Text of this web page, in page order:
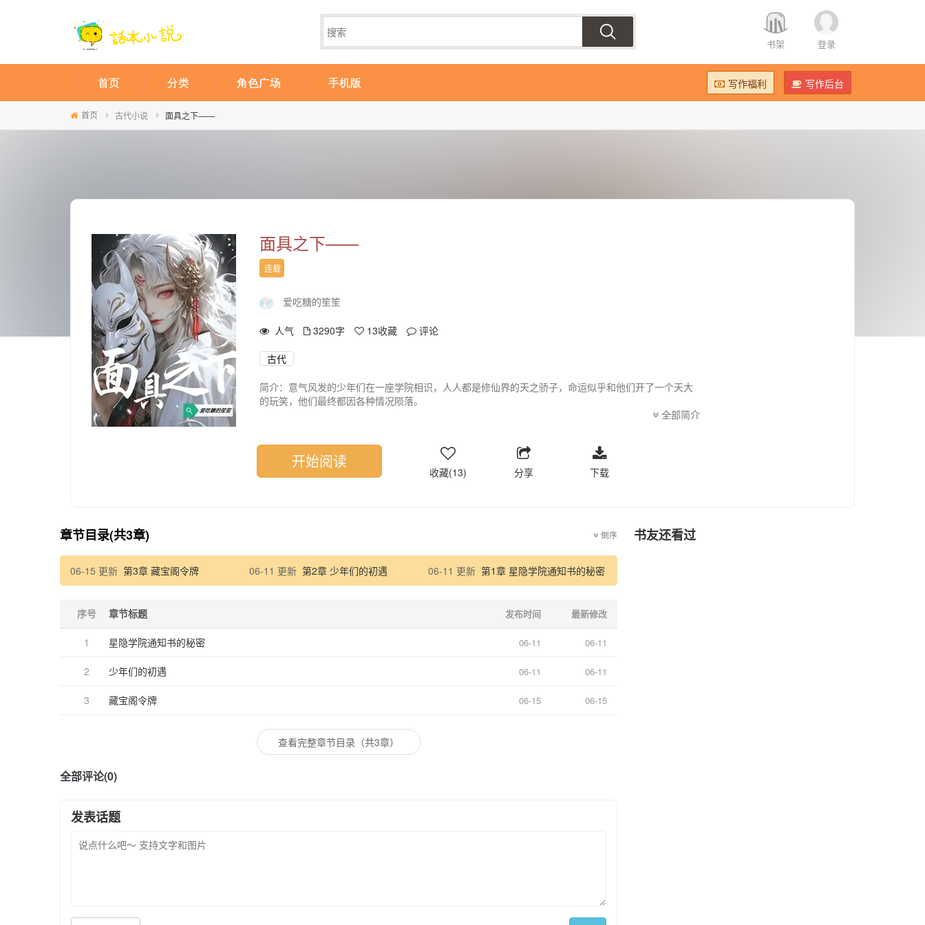
书架 登录
写作福利 写作后台
首页 分类 角色广场 手机版
首页 古代小说 面具之下——
面具之下——
连载
爱吃糖的笙笙
人气 3290字 13收藏 评论
古代
简介：意气风发的少年们在一座学院相识，人人都是修仙界的天之骄子，命运似乎和他们开了一个天大
的玩笑，他们最终都因各种情况陨落。
全部简介
开始阅读
收藏(13) 分享 下载
章节目录(共3章) 倒序
06-15 更新 第3章 藏宝阁令牌 06-11 更新 第2章 少年们的初遇 06-11 更新 第1章 星隐学院通知书的秘密
序号 章节标题 发布时间 最新修改
1 星隐学院通知书的秘密 06-11 06-11
2 少年们的初遇 06-11 06-11
3 藏宝阁令牌 06-15 06-15
查看完整章节目录（共3章）
全部评论(0)
发表话题
书友还看过